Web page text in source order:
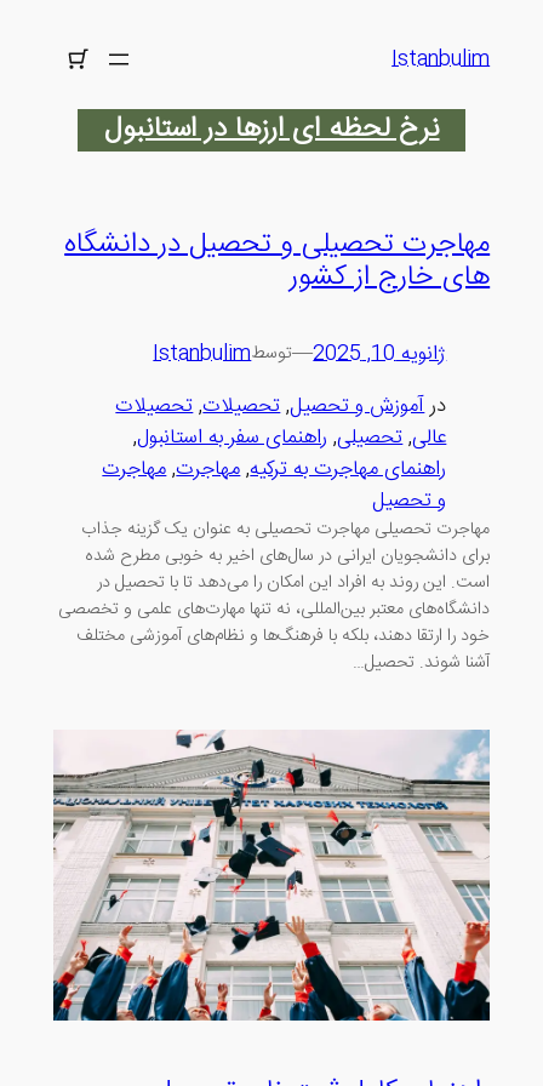
Istanbulim
نرخ لحظه ای ارزها در استانبول
مهاجرت تحصیلی و تحصیل در دانشگاه
های خارج از کشور
ژانویه 10, 2025 —توسطIstanbulim
درآموزش و تحصیل, تحصیلات, تحصیلات
عالی, تحصیلی, راهنمای سفر به استانبول,
راهنمای مهاجرت به ترکیه, مهاجرت, مهاجرت
و تحصیل
مهاجرت تحصیلی مهاجرت تحصیلی به عنوان یک گزینه جذاب
برای دانشجویان ایرانی در سال‌های اخیر به خوبی مطرح شده
است. این روند به افراد این امکان را می‌دهد تا با تحصیل در
دانشگاه‌های معتبر بین‌المللی، نه تنها مهارت‌های علمی و تخصصی
خود را ارتقا دهند، بلکه با فرهنگ‌ها و نظام‌های آموزشی مختلف
آشنا شوند. تحصیل…